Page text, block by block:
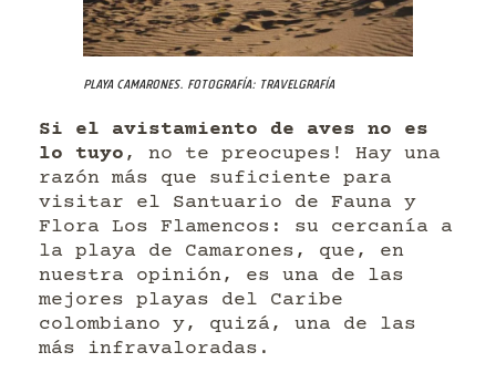
Playa Camarones. Fotografía: Travelgrafía
Si el avistamiento de aves no es
lo tuyo , no te preocupes! Hay una
razón más que suficiente para
visitar el Santuario de Fauna y
Flora Los Flamencos: su cercanía a
la playa de Camarones, que, en
nuestra opinión, es una de las
mejores playas del Caribe
colombiano y, quizá, una de las
más infravaloradas.